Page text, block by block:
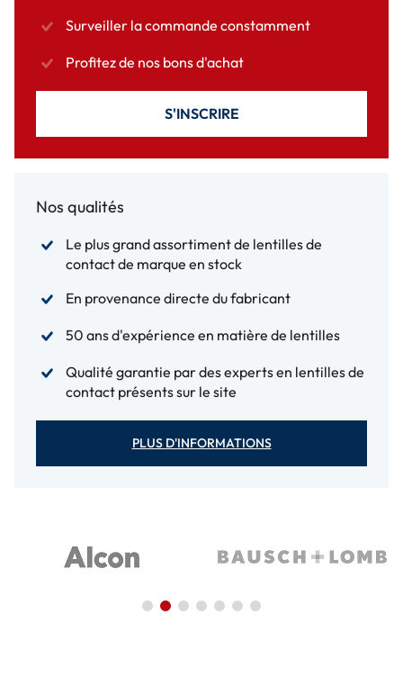
Surveiller la commande constamment
Profitez de nos bons d'achat
S'INSCRIRE
Nos qualités
Le plus grand assortiment de lentilles de
contact de marque en stock
En provenance directe du fabricant
50 ans d'expérience en matière de lentilles
Qualité garantie par des experts en lentilles de
contact présents sur le site
PLUS D'INFORMATIONS